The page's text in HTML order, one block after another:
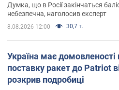
Думка, що в Росії закінчаться
небезпечна, наголосив експерт
8.08.2026 12:00 30,7 т.
Україна має
поставку ракет до Patriot
розкрив подробиці